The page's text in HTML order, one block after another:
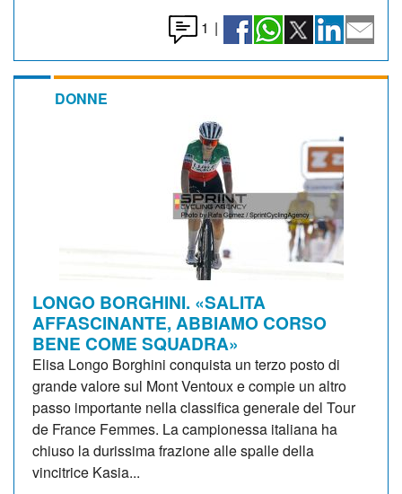
1 |
DONNE
LONGO BORGHINI. «SALITA
AFFASCINANTE, ABBIAMO CORSO
BENE COME SQUADRA»
Elisa Longo Borghini conquista un terzo posto di
grande valore sul Mont Ventoux e compie un altro
passo importante nella classifica generale del Tour
de France Femmes. La campionessa italiana ha
chiuso la durissima frazione alle spalle della
vincitrice Kasia...